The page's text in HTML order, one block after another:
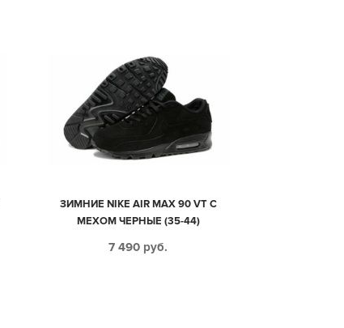
ЗИМНИЕ NIKE AIR MAX 90 VT С
МЕХОМ ЧЕРНЫЕ (35-44)
7 490 руб.